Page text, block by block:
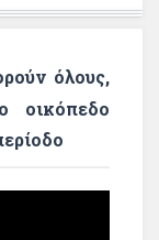
όλους,
οικόπεδο